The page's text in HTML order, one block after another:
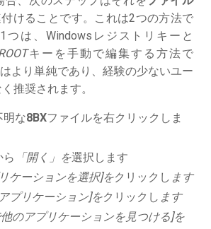
けることです。これは2つの方法で
つは、Windowsレジストリキーと
キーを手動で編集する方法で
より単純であり、経験の少ないユー
推奨されます。
明な8BXファイルを右クリックしま
ら
「開く」を選択します
ケーションを選択]をクリックし ます
プリケーション]をクリックし ます
のアプリケーションを見つける]を